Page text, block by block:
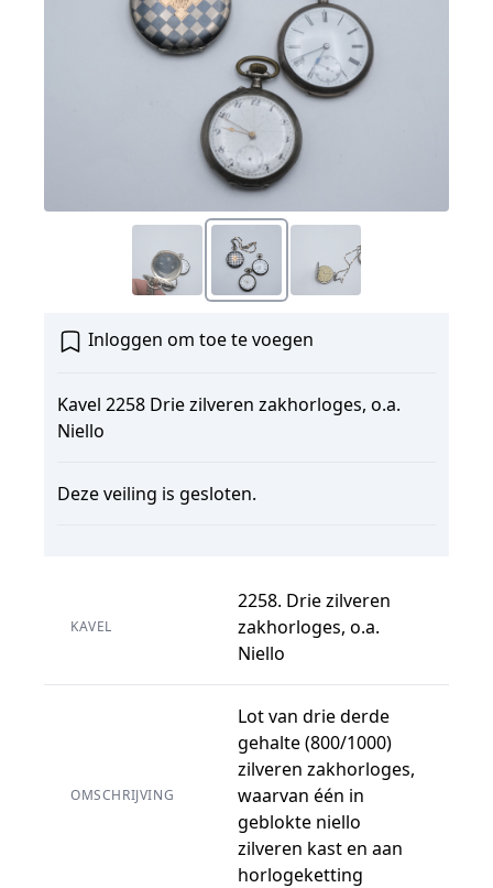
Inloggen om toe te voegen
Kavel 2258 Drie zilveren zakhorloges, o.a.
Niello
Deze veiling is gesloten.
KAVEL
2258. Drie zilveren
zakhorloges, o.a.
Niello
OMSCHRIJVING
Lot van drie derde
gehalte (800/1000)
zilveren zakhorloges,
waarvan één in
geblokte niello
zilveren kast en aan
horlogeketting